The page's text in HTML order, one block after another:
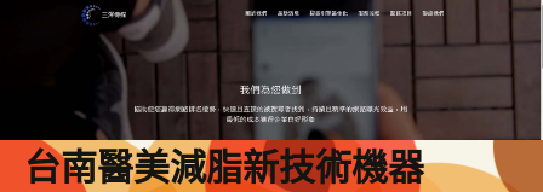
台南醫美減脂新技術機器